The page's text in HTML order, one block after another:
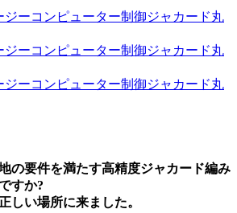
の要件を満たす高精度ジャカード編み
すか?
しい場所に来ました。